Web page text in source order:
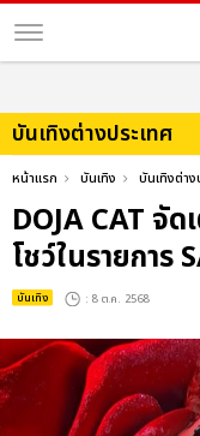
บันเทิงต่างประเทศ
หน้าแรก บันเทิง บันเทิงต่าง
DOJA CAT จั
โชว์ในรายการ
บันเทิง : 8 ต.ค. 2568